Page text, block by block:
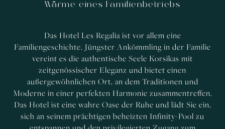
Wärme eines Familienbetriebs
Das Hotel Les Regalia ist vor allem eine
Familiengeschichte. Jüngster Ankömmling in der Familie
vereint es die authentische Seele Korsikas mit
zeitgenössischer Eleganz und bietet einen
außergewöhnlichen Ort, an dem Traditionen und
Moderne in einer perfekten Harmonie zusammentreffen.
Das Hotel ist eine wahre Oase der Ruhe und lädt Sie ein,
sich an seinem prächtigen beheizten Infinity-Pool zu